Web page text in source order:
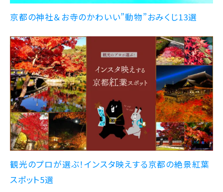
京都の神社＆お寺のかわいい”動物”おみくじ13選
観光のプロが選ぶ！インスタ映えする京都の絶景紅葉
スポット5選